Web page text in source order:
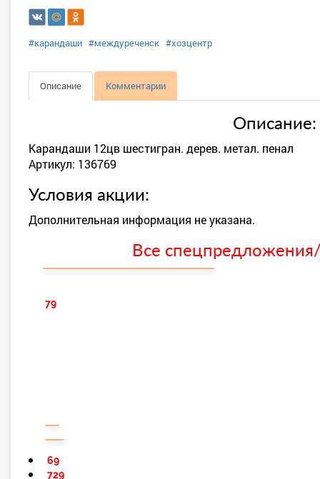
#карандаши #междуреченск #хозцентр
Описание Комментарии
Описание:
Карандаши 12цв шестигран. дерев. метал. пенал
Артикул: 136769
Условия акции:
Дополнительная информация не указана.
Все
79
69
729